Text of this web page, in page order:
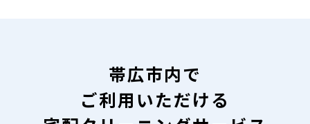
帯広市内で
ご利用いただける